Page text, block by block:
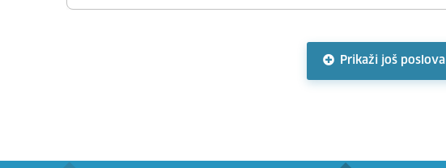
Prikaži još poslova